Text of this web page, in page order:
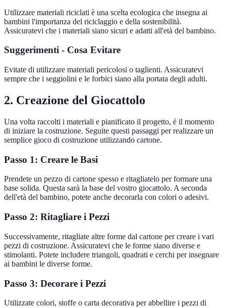
Utilizzare materiali riciclati è una scelta ecologica che insegna ai
bambini l'importanza del riciclaggio e della sostenibilità.
Assicuratevi che i materiali siano sicuri e adatti all'età del bambino.
Suggerimenti - Cosa Evitare
Evitate di utilizzare materiali pericolosi o taglienti. Assicuratevi
sempre che i seggiolini e le forbici siano alla portata degli adulti.
2. Creazione del Giocattolo
Una volta raccolti i materiali e pianificato il progetto, è il momento
di iniziare la costruzione. Seguite questi passaggi per realizzare un
semplice gioco di costruzione utilizzando cartone.
Passo 1: Creare le Basi
Prendete un pezzo di cartone spesso e ritagliatelo per formare una
base solida. Questa sarà la base del vostro giocattolo. A seconda
dell'età del bambino, potete anche decorarla con colori o adesivi.
Passo 2: Ritagliare i Pezzi
Successivamente, ritagliate altre forme dal cartone per creare i vari
pezzi di costruzione. Assicuratevi che le forme siano diverse e
stimolanti. Potete includere triangoli, quadrati e cerchi per insegnare
ai bambini le diverse forme.
Passo 3: Decorare i Pezzi
Utilizzate colori, stoffe o carta decorativa per abbellire i pezzi di